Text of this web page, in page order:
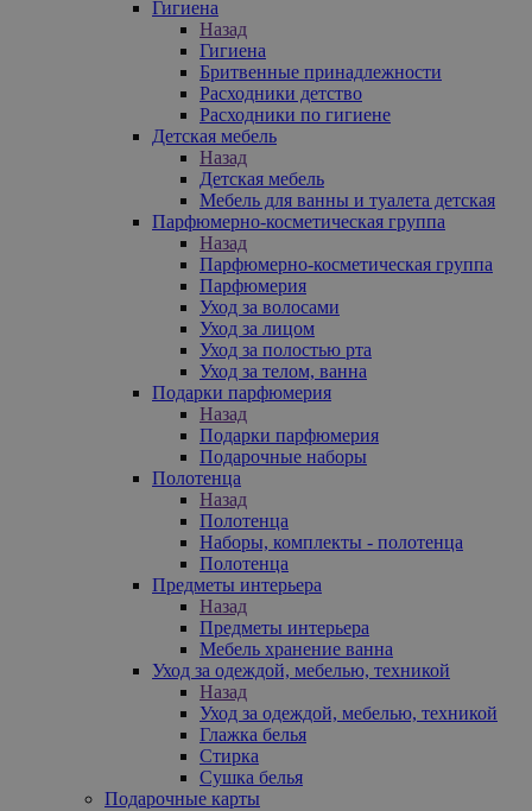
Гигиена
Назад
Гигиена
Бритвенные принадлежности
Расходники детство
Расходники по гигиене
Детская мебель
Назад
Детская мебель
Мебель для ванны и туалета детская
Парфюмерно-косметическая группа
Назад
Парфюмерно-косметическая группа
Парфюмерия
Уход за волосами
Уход за лицом
Уход за полостью рта
Уход за телом, ванна
Подарки парфюмерия
Назад
Подарки парфюмерия
Подарочные наборы
Полотенца
Назад
Полотенца
Наборы, комплекты - полотенца
Полотенца
Предметы интерьера
Назад
Предметы интерьера
Мебель хранение ванна
Уход за одеждой, мебелью, техникой
Назад
Уход за одеждой, мебелью, техникой
Глажка белья
Стирка
Сушка белья
Подарочные карты